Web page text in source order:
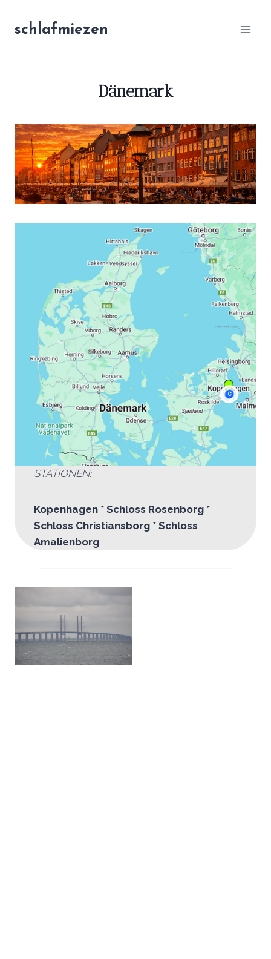
Inhaltschlafmiezen
Dänemark
STATIONEN:
Kopenhagen * Schloss Rosenborg *
Schloss Christiansborg * Schloss
Amalienborg